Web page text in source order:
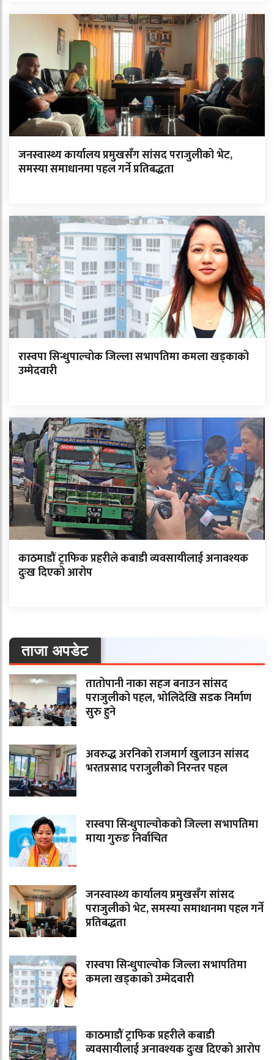
जनस्वास्थ्य कार्यालय प्रमुखसँग सांसद पराजुलीको भेट,
समस्या समाधानमा पहल गर्ने प्रतिबद्धता
रास्वपा सिन्धुपाल्चोक जिल्ला सभापतिमा कमला खड्काको
उम्मेदवारी
काठमाडौं ट्राफिक प्रहरीले कबाडी व्यवसायीलाई अनावश्यक
दुःख दिएको आरोप
ताजा अपडेट
तातोपानी नाका सहज बनाउन सांसद
पराजुलीको पहल, भोलिदेखि सडक निर्माण
सुरु हुने
अवरुद्ध अरनिको राजमार्ग खुलाउन सांसद
भरतप्रसाद पराजुलीको निरन्तर पहल
रास्वपा सिन्धुपाल्चोकको जिल्ला सभापतिमा
माया गुरुङ निर्वाचित
जनस्वास्थ्य कार्यालय प्रमुखसँग सांसद
पराजुलीको भेट, समस्या समाधानमा पहल गर्ने
प्रतिबद्धता
रास्वपा सिन्धुपाल्चोक जिल्ला सभापतिमा
कमला खड्काको उम्मेदवारी
काठमाडौं ट्राफिक प्रहरीले कबाडी
व्यवसायीलाई अनावश्यक दुःख दिएको आरोप